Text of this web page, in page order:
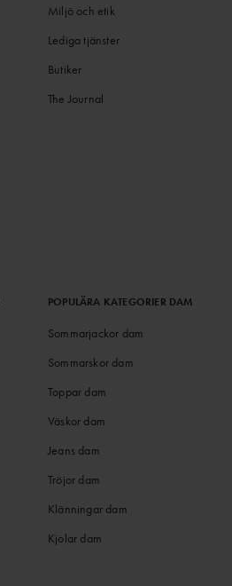
Miljö och etik
Lediga tjänster
Butiker
The Journal
POPULÄRA KATEGORIER DAM
Sommarjackor dam
Sommarskor dam
Toppar dam
Väskor dam
Jeans dam
Tröjor dam
Klänningar dam
Kjolar dam